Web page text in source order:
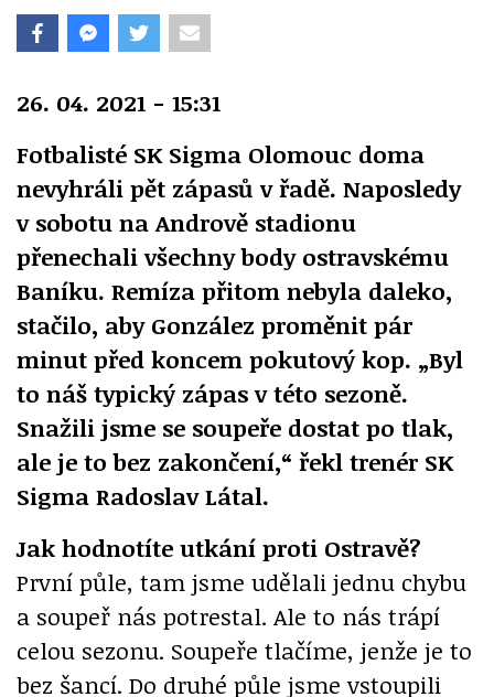
26. 04. 2021 - 15:31
Fotbalisté SK Sigma Olomouc doma
nevyhráli pět zápasů v řadě. Naposledy
v sobotu na Andrově stadionu
přenechali všechny body ostravskému
Baníku. Remíza přitom nebyla daleko,
stačilo, aby González proměnit pár
minut před koncem pokutový kop. „Byl
to náš typický zápas v této sezoně.
Snažili jsme se soupeře dostat po tlak,
ale je to bez zakončení,“ řekl trenér SK
Sigma Radoslav Látal.
Jak hodnotíte utkání proti Ostravě?
První půle, tam jsme udělali jednu chybu
a soupeř nás potrestal. Ale to nás trápí
celou sezonu. Soupeře tlačíme, jenže je to
bez šancí. Do druhé půle jsme vstoupili